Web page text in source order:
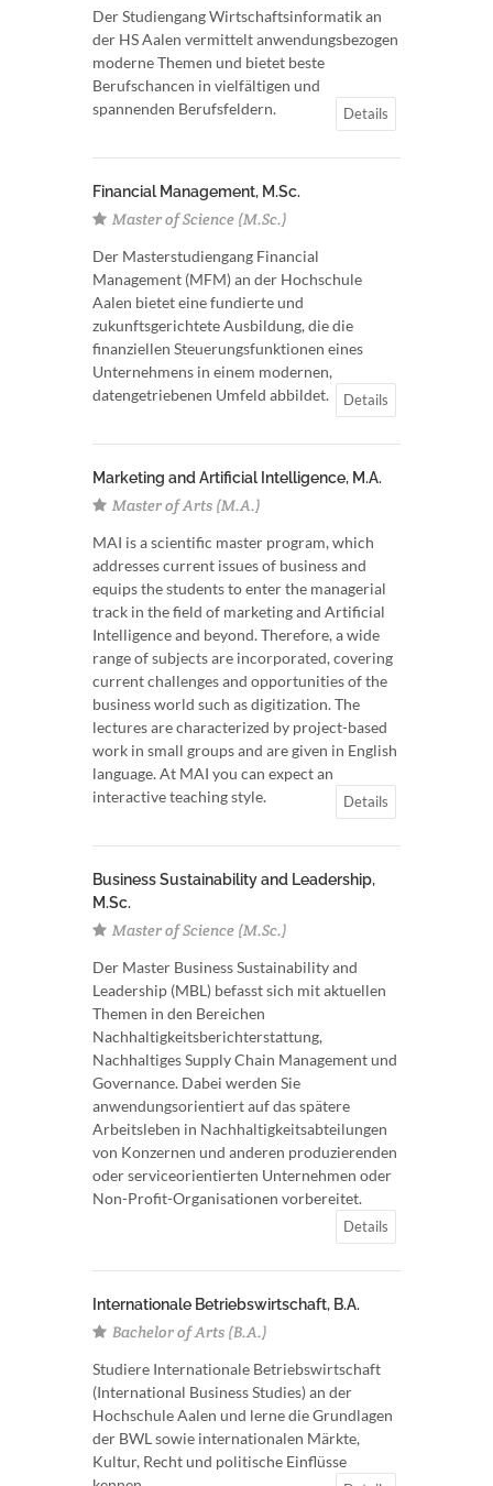
Der Studiengang Wirtschaftsinformatik an
der HS Aalen vermittelt anwendungsbezogen
moderne Themen und bietet beste
Berufschancen in vielfältigen und
spannenden Berufsfeldern.
Details
Financial Management, M.Sc.
Master of Science (M.Sc.)
Der Masterstudiengang Financial
Management (MFM) an der Hochschule
Aalen bietet eine fundierte und
zukunftsgerichtete Ausbildung, die die
finanziellen Steuerungsfunktionen eines
Unternehmens in einem modernen,
datengetriebenen Umfeld abbildet.
Details
Marketing and Artificial Intelligence, M.A.
Master of Arts (M.A.)
MAI is a scientific master program, which
addresses current issues of business and
equips the students to enter the managerial
track in the field of marketing and Artificial
Intelligence and beyond. Therefore, a wide
range of subjects are incorporated, covering
current challenges and opportunities of the
business world such as digitization. The
lectures are characterized by project-based
work in small groups and are given in English
language. At MAI you can expect an
interactive teaching style.
Details
Business Sustainability and Leadership,
M.Sc.
Master of Science (M.Sc.)
Der Master Business Sustainability and
Leadership (MBL) befasst sich mit aktuellen
Themen in den Bereichen
Nachhaltigkeitsberichterstattung,
Nachhaltiges Supply Chain Management und
Governance. Dabei werden Sie
anwendungsorientiert auf das spätere
Arbeitsleben in Nachhaltigkeitsabteilungen
von Konzernen und anderen produzierenden
oder serviceorientierten Unternehmen oder
Non-Profit-Organisationen vorbereitet.
Details
Internationale Betriebswirtschaft, B.A.
Bachelor of Arts (B.A.)
Studiere Internationale Betriebswirtschaft
(International Business Studies) an der
Hochschule Aalen und lerne die Grundlagen
der BWL sowie internationalen Märkte,
Kultur, Recht und politische Einflüsse